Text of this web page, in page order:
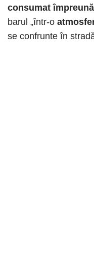
consumat
barul „într-o
se confrunte în